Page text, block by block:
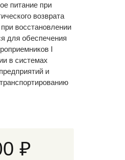
питание при
возврата
восстановлении
для обеспечения
I
в системах
и
₽